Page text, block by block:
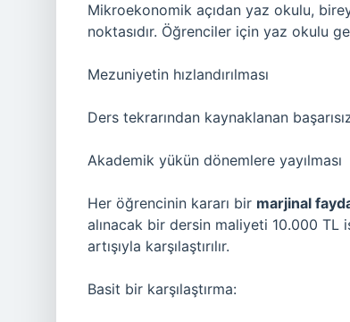
Mikroekonomik açıdan yaz okulu,
noktasıdır. Öğrenciler için yaz okulu
Mezuniyetin hızlandırılması
Ders tekrarından kaynaklanan
Akademik yükün dönemlere yayılması
Her öğrencinin kararı bir marjinal
alınacak bir dersin maliyeti 10.000
artışıyla karşılaştırılır.
Basit bir karşılaştırma: